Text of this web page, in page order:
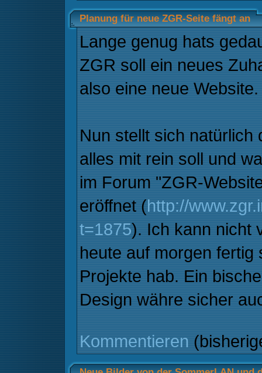
Planung für neue ZGR-Seite fängt an
Lange genug hats
ZGR soll ein neues
also eine neue Website.
Nun stellt sich natürlich
alles mit rein soll und
im Forum "ZGR-
eröffnet (http://
t=1875). Ich kann nicht
heute auf morgen
Projekte hab. Ein
Design währe sicher
Kommentieren